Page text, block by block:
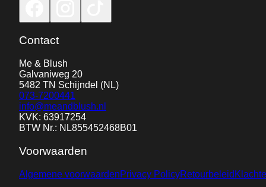
Contact
Me & Blush
Galvaniweg 20
5482 TN Schijndel (NL)
073-7200441
info@meandblush.nl
KVK: 63917254
BTW Nr.: NL855452468B01
Voorwaarden
Algemene voorwaardenPrivacy PolicyRetourbeleid